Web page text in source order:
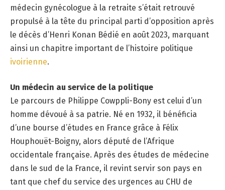
médecin gynécologue à la retraite s’était retrouvé
propulsé à la tête du principal parti d’opposition après
le décès d’Henri Konan Bédié en août 2023, marquant
ainsi un chapitre important de l’histoire politique
ivoirienne.
Un médecin au service de la politique
Le parcours de Philippe Cowppli-Bony est celui d’un
homme dévoué à sa patrie. Né en 1932, il bénéficia
d’une bourse d’études en France grâce à Félix
Houphouët-Boigny, alors député de l’Afrique
occidentale française. Après des études de médecine
dans le sud de la France, il revint servir son pays en
tant que chef du service des urgences au CHU de